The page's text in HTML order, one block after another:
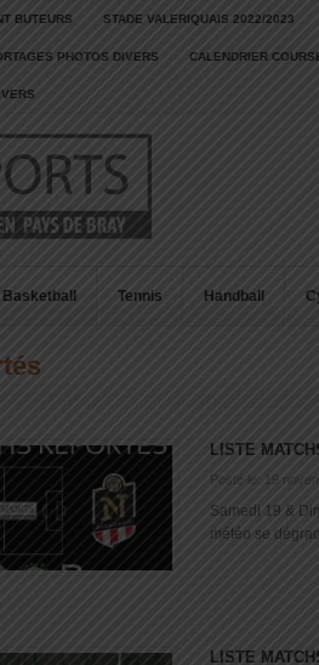
BUTEURS STADE VALERIQUAIS 2022/2023
PHOTOS DIVERS CALENDRIER
Basketball Tennis Handball
LISTE
Posté le: 19
Samedi 19 &
météo se
LISTE